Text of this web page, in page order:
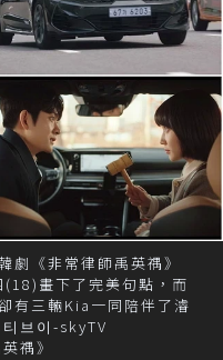
劇《非常律師禹英禑》
畫下了完美句點，而
有三輛Kia一同陪伴了濬
브이-skyTV
禑》